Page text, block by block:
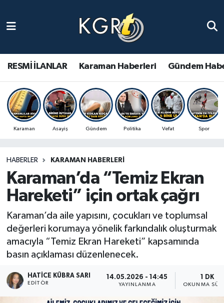
RESMİ İLANLAR Karaman Haberleri Gündem
Karaman Asayiş Gündem Politika Vefat Spor
HABERLER KARAMAN HABERLERI
Karaman’da “Temiz Ekran
Hareketi” için ortak çağrı
Karaman’da aile yapısını, çocukları ve toplumsal
değerleri korumaya yönelik farkındalık oluşturmak
amacıyla “Temiz Ekran Hareketi” kapsamında
basın açıklaması düzenlenecek.
HATICE KÜBRA SARI
EDITÖR
14.05.2026 - 14:45
YAYINLANMA
1 DK
OKUNMA
Gündem Haberleri
Güncel Haberler
Spor Haberleri
Ulusal Haberler
Vefat Edenler